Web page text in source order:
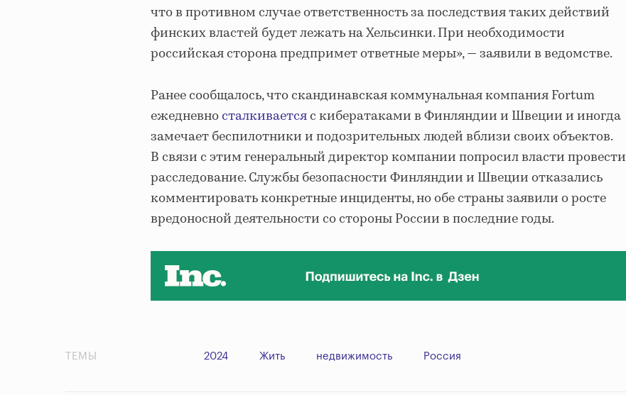
что в противном случае ответственность за последствия таких действий
финских властей будет лежать на Хельсинки. При необходимости
российская сторона предпримет ответные меры», — заявили в ведомстве.
Ранее сообщалось, что скандинавская коммунальная компания Fortum
ежедневносталкиваетсяс кибератаками в Финляндии и Швеции и иногда
замечает беспилотники и подозрительных людей вблизи своих объектов.
В связи с этим генеральный директор компании попросил власти провести
расследование. Службы безопасности Финляндии и Швеции отказались
комментировать конкретные инциденты, но обе страны заявили о росте
вредоносной деятельности со стороны России в последние годы.
ТЕМЫ 2024 Жить недвижимость Россия